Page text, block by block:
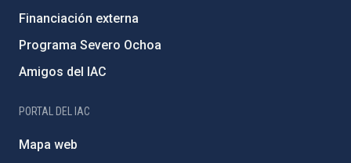
Financiación externa
Programa Severo Ochoa
Amigos del IAC
PORTAL DEL IAC
Mapa web